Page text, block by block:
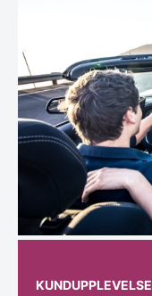
KUNDUPPLEVELSE